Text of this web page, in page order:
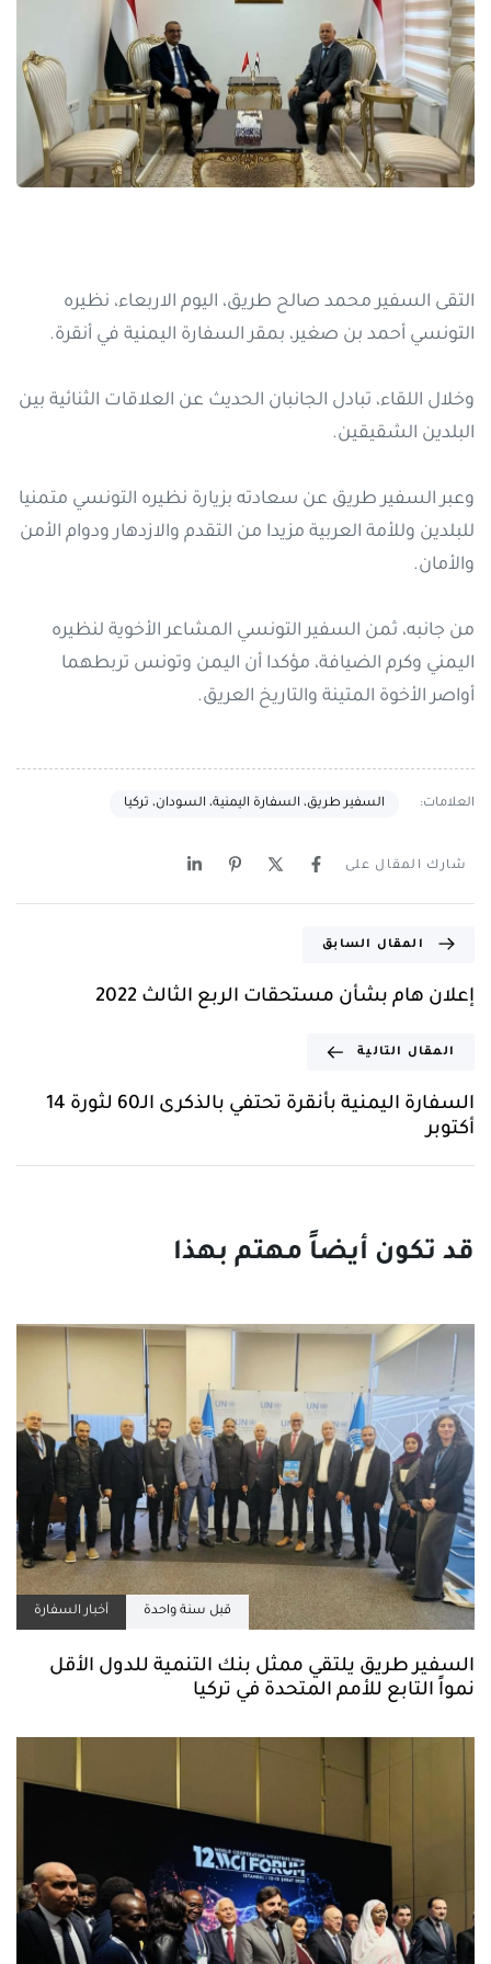
التقى السفير محمد صالح طريق، اليوم الاربعاء، نظيره
التونسي أحمد بن صغير، بمقر السفارة اليمنية في أنقرة.
وخلال اللقاء، تبادل الجانبان الحديث عن العلاقات الثنائية بين
البلدين الشقيقين.
وعبر السفير طريق عن سعادته بزيارة نظيره التونسي متمنيا
للبلدين وللأمة العربية مزيدا من التقدم والازدهار ودوام الأمن
والأمان.
من جانبه، ثمن السفير التونسي المشاعر الأخوية لنظيره
اليمني وكرم الضيافة، مؤكدا أن اليمن وتونس تربطهما
أواصر الأخوة المتينة والتاريخ العريق.
العلامات: السفير طريق، السفارة اليمنية، السودان، تركيا
شارك المقال على
المقال السابق
إعلان هام بشأن مستحقات الربع الثالث 2022
المقال التالية
السفارة اليمنية بأنقرة تحتفي بالذكرى الـ60 لثورة 14
أكتوبر
قبل سنة واحدة أخبار السفارة
السفير طريق يلتقي ممثل بنك التنمية للدول الأقل
نمواً التابع للأمم المتحدة في تركيا